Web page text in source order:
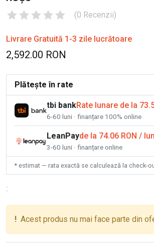
(0 Recenzii)
Livrare Gratuită 1-3 zile lucrătoare
2,592.00 RON
Plătește în rate
tbi bankRate lunare de la
6-60 luni · finanțare 100% online
LeanPayde la 74.06 RON /
3-60 luni · finanțare online
* estimat — rata exactă se calculează la check-
:
! Acest produs nu mai face parte din